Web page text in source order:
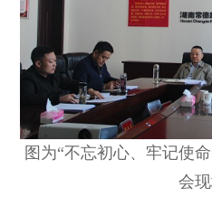
图为“不忘初心、牢记使
会